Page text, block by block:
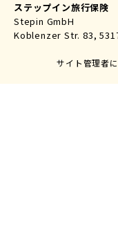
ステップイン旅行保険
Stepin GmbH
Koblenzer Str. 83,
サイト管理者